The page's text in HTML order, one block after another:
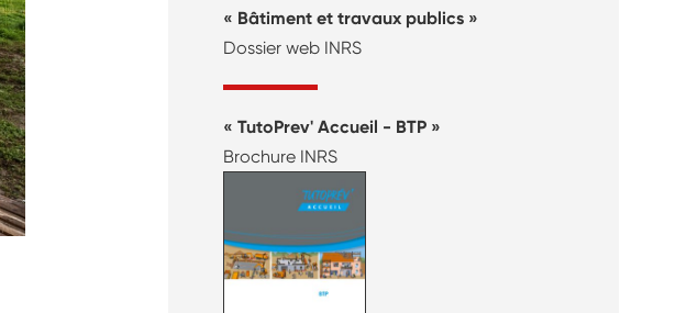
Bâtiment et travaux publics
Dossier web INRS
TutoPrev' Accueil - BTP
Brochure INRS